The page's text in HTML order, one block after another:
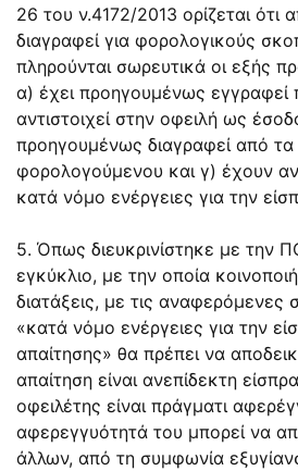
26 του ν.4172/2013 ορίζεται ότι
διαγραφεί για φορολογικούς
πληρούνται σωρευτικά οι εξής
α) έχει προηγουμένως εγγραφεί
αντιστοιχεί στην οφειλή ως
προηγουμένως διαγραφεί από τα
φορολογούμενου και γ) έχουν
κατά νόμο ενέργειες για την
5. Όπως διευκρινίστηκε με την
εγκύκλιο, με την οποία
διατάξεις, με τις
«κατά νόμο ενέργειες για την
απαίτησης» θα πρέπει να
απαίτηση είναι ανεπίδεκτη
οφειλέτης είναι πράγματι
αφερεγγυότητά του μπορεί να
άλλων, από τη συμφωνία